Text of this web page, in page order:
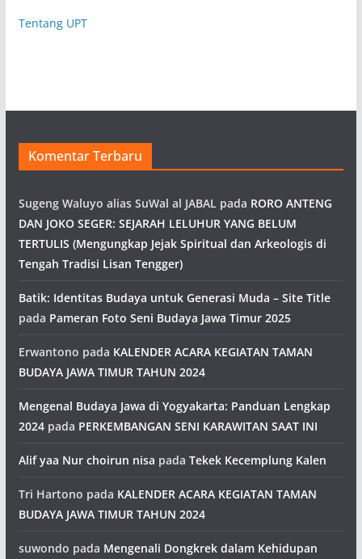
Tentang UPT
Komentar Terbaru
Sugeng Waluyo alias SuWal al JABAL pada RORO ANTENG
DAN JOKO SEGER: SEJARAH LELUHUR YANG BELUM
TERTULIS (Mengungkap Jejak Spiritual dan Arkeologis di
Tengah Tradisi Lisan Tengger)
Batik: Identitas Budaya untuk Generasi Muda – Site Title
pada Pameran Foto Seni Budaya Jawa Timur 2025
Erwantono pada KALENDER ACARA KEGIATAN TAMAN
BUDAYA JAWA TIMUR TAHUN 2024
Mengenal Budaya Jawa di Yogyakarta: Panduan Lengkap
2024pada PERKEMBANGAN SENI KARAWITAN SAAT INI
Alif yaa Nur choirun nisa pada Tekek Kecemplung Kalen
Tri Hartono pada KALENDER ACARA KEGIATAN TAMAN
BUDAYA JAWA TIMUR TAHUN 2024
suwondo pada Mengenali Dongkrek dalam Kehidupan